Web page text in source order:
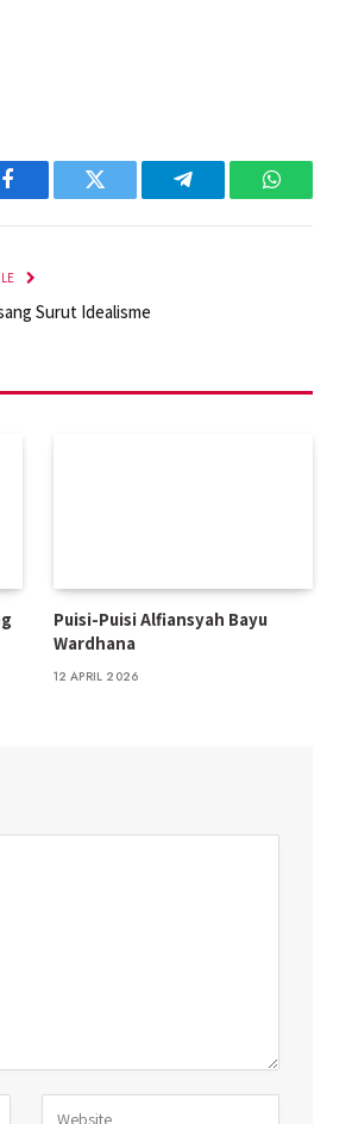
Facebook Twitter Telegram WhatsApp
Surut Idealisme
Puisi-Puisi Alfiansyah Bayu
Wardhana
12 APRIL 2026